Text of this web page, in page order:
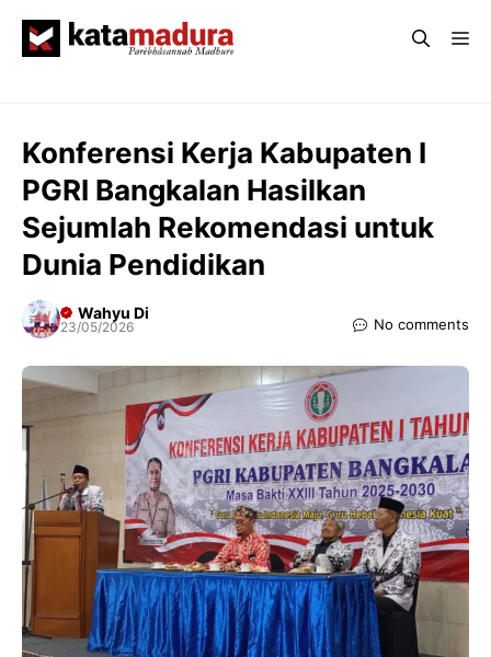
Konferensi Kerja Kabupaten I
PGRI Bangkalan Hasilkan
Sejumlah Rekomendasi untuk
Dunia Pendidikan
Wahyu Di
23/05/2026 No comments